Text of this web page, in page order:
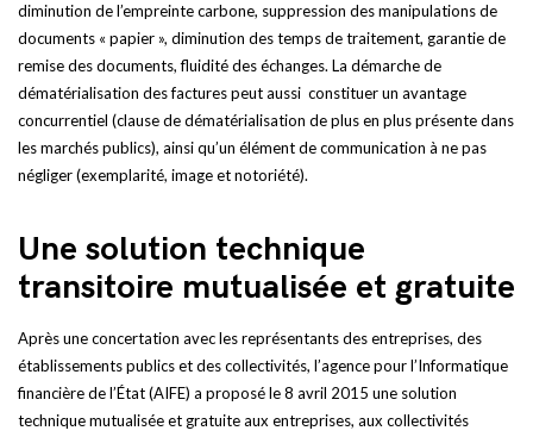
diminution de l’empreinte carbone, suppression des manipulations de
documents « papier », diminution des temps de traitement, garantie de
remise des documents, fluidité des échanges. La démarche de
dématérialisation des factures peut aussi constituer un avantage
concurrentiel (clause de dématérialisation de plus en plus présente dans
les marchés publics), ainsi qu’un élément de communication à ne pas
négliger (exemplarité, image et notoriété).
Une solution technique
transitoire mutualisée et gratuite
Après une concertation avec les représentants des entreprises, des
établissements publics et des collectivités, l’agence pour l’Informatique
financière de l’État (AIFE) a proposé le 8 avril 2015 une solution
technique mutualisée et gratuite aux entreprises, aux collectivités